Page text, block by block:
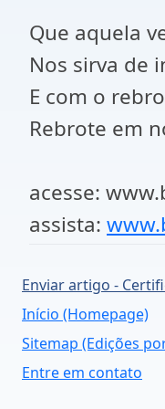
Que aquela
Nos sirva de
E com o
Rebrote em
acesse:
assista:
Enviar artigo -
Início (Homepage)
Sitemap (Edições
Entre em contato